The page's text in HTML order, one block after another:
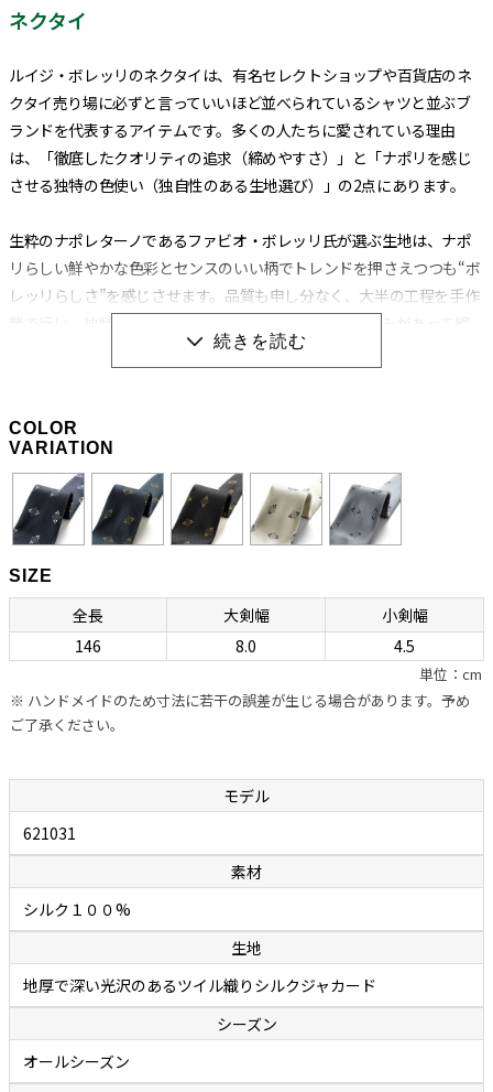
ネクタイ
ルイジ・ボレッリのネクタイは、有名セレクトショップや百貨店のネ
クタイ売り場に必ずと言っていいほど並べられているシャツと並ぶブ
ランドを代表するアイテムです。多くの人たちに愛されている理由
は、「徹底したクオリティの追求（締めやすさ）」と「ナポリを感じ
させる独特の色使い（独自性のある生地選び）」の2点にあります。
生粋のナポレターノであるファビオ・ボレッリ氏が選ぶ生地は、ナポ
リらしい鮮やかな色彩とセンスのいい柄でトレンドを押さえつつも“ボ
レッリらしさ”を感じさせます。品質も申し分なく、大半の工程を手作
めやすく、やわらかいのに緩まないネクタイに仕上げられています。
クタイを形作る重要な要素です。
職人の手作業と独特の縫製法によって生み出される
「極上の締め心地」
ネクタイの良し悪しを左右する“作り”ですが、ボレッリの品なので全
幅の信頼が置けます。自社のシャツに合わせるためのネクタイを用意
しているカミチェリアは少なくありませんが、他社に外注していると
ころが多いのが事実。それに対しボレッリでは、ネクタイ専門の職人
を抱え、型紙の作成から生地の裁断・縫製に至るまで、すべてをイタリ
アの自社工場で行っています。世界中で称賛されているハンドメイド
ッリのネクタイは、膨らみがあって締めやすく、やわらかいのに緩み
ません。ファッション業界関係者の間でも評判で、ネクタイはボレッ
リと決めている人が多いのが頷けます。
余談ですが、ボレッリのネクタイの締めやすさは「独特の縫製法」に
秘密があります。通常ネクタイの縫製は、ネクタイを横や斜めに置い
て縫い合わせていくのですが、ボレッリでは縦に置いて真ん中を縫い
合わせていく繊細で難しい作業を行っています。この独特の縫製法と
アイロンワークによって、膨らみがあって締めやすいネクタイが作り出
されます。
COLOR
VARIATION
SIZE
全長 大剣幅
小剣幅
146
8.0 4.5
単位：cm
※ ハンドメイドのため寸法に若干の誤差が生じる場合があります。予め
ご了承ください。
モデル
621031
素材
シルク１００%
生地
地厚で深い光沢のあるツイル織りシルクジャカード
シーズン
オールシーズン